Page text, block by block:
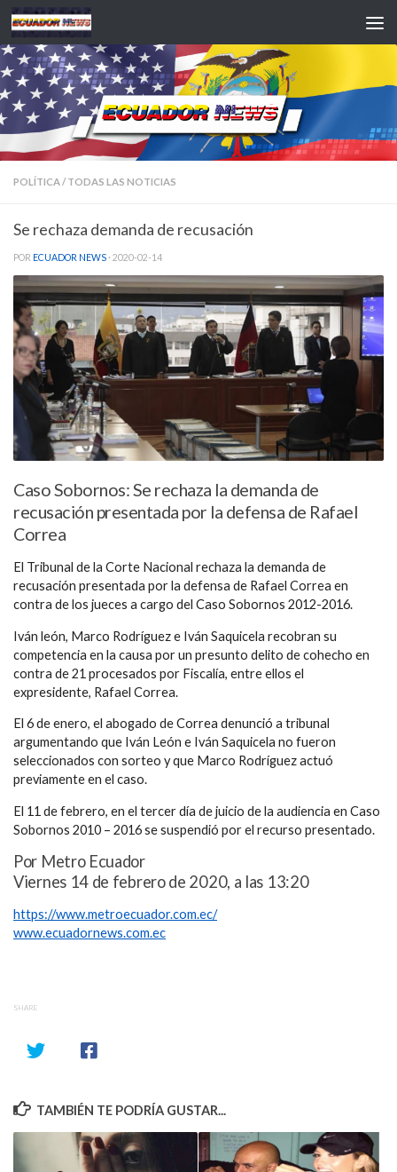
Saltar al contenido
POLÍTICA/ TODAS LAS NOTICIAS
Se rechaza demanda de recusación
POR ECUADOR NEWS · 2020-02-14
Caso Sobornos: Se rechaza la demanda de
recusación presentada por la defensa de Rafael
Correa
El Tribunal de la Corte Nacional rechaza la demanda de
recusación presentada por la defensa de Rafael Correa en
contra de los jueces a cargo del Caso Sobornos 2012-2016.
Iván león, Marco Rodríguez e Iván Saquicela recobran su
competencia en la causa por un presunto delito de cohecho en
contra de 21 procesados por Fiscalía, entre ellos el
expresidente, Rafael Correa.
El 6 de enero, el abogado de Correa denunció a tribunal
argumentando que Iván León e Iván Saquicela no fueron
seleccionados con sorteo y que Marco Rodríguez actuó
previamente en el caso.
El 11 de febrero, en el tercer día de juicio de la audiencia en Caso
Sobornos 2010 – 2016 se suspendió por el recurso presentado.
Por Metro Ecuador
Viernes 14 de febrero de 2020, a las 13:20
https://www.metroecuador.com.ec/
www.ecuadornews.com.ec
SHARE
TAMBIÉN TE PODRÍA GUSTAR...